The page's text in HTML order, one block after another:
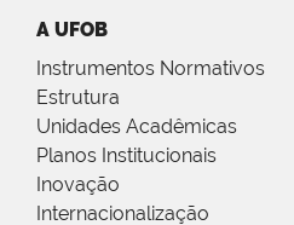
A UFOB
Instrumentos Normativos
Estrutura
Unidades Acadêmicas
Planos Institucionais
Inovação
Internacionalização